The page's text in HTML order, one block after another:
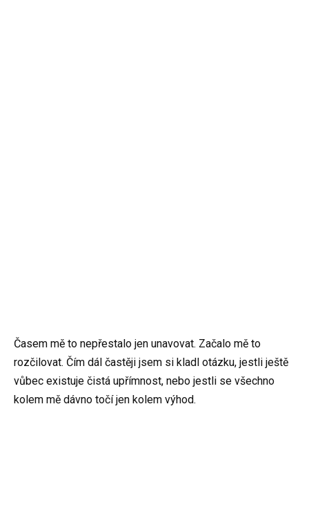
Časem mě to nepřestalo jen unavovat. Začalo mě to
rozčilovat. Čím dál častěji jsem si kladl otázku, jestli ještě
vůbec existuje čistá upřímnost, nebo jestli se všechno
kolem mě dávno točí jen kolem výhod.